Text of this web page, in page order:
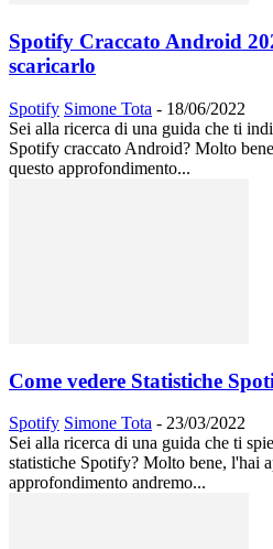
Spotify Craccato Android
scaricarlo
Spotify Simone Tota - 18/06/2022
Sei alla ricerca di una guida che ti
Spotify craccato Android? Molto
questo approfondimento...
Come vedere Statistiche
Spotify Simone Tota - 23/03/2022
Sei alla ricerca di una guida che ti
statistiche Spotify? Molto bene, l'hai
approfondimento andremo...